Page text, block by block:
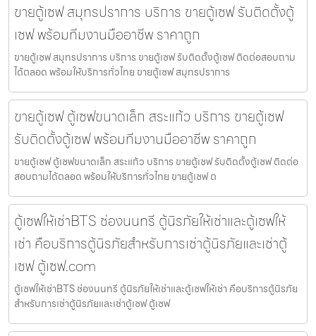
ขายตู้เซฟ สมุทรปราการ บริการ ขายตู้เซฟ รับติดตั้งตู้
เซฟ พร้อมทีมงานมืออาชีพ ราคาถูก
ขายตู้เซฟ สมุทรปราการ บริการ ขายตู้เซฟ รับติดตั้งตู้เซฟ ติดต่อสอบถาม
ได้ตลอด พร้อมให้บริการทั่วไทย ขายตู้เซฟ สมุทรปราการ
ขายตู้เซฟ ตู้เซฟขนาดเล็ก สระแก้ว บริการ ขายตู้เซฟ
รับติดตั้งตู้เซฟ พร้อมทีมงานมืออาชีพ ราคาถูก
ขายตู้เซฟ ตู้เซฟขนาดเล็ก สระแก้ว บริการ ขายตู้เซฟ รับติดตั้งตู้เซฟ ติดต่อ
สอบถามได้ตลอด พร้อมให้บริการทั่วไทย ขายตู้เซฟ ต
ตู้เซฟให้เช่าBTS ช่องนนทรี ตู้นิรภัยให้เช่าและตู้เซฟให้
เช่า คือบริการตู้นิรภัยสำหรับการเช่าตู้นิรภัยและเช่าตู้
เซฟ ตู้เซฟ.com
ตู้เซฟให้เช่าBTS ช่องนนทรี ตู้นิรภัยให้เช่าและตู้เซฟให้เช่า คือบริการตู้นิรภัย
สำหรับการเช่าตู้นิรภัยและเช่าตู้เซฟ ตู้เซฟ